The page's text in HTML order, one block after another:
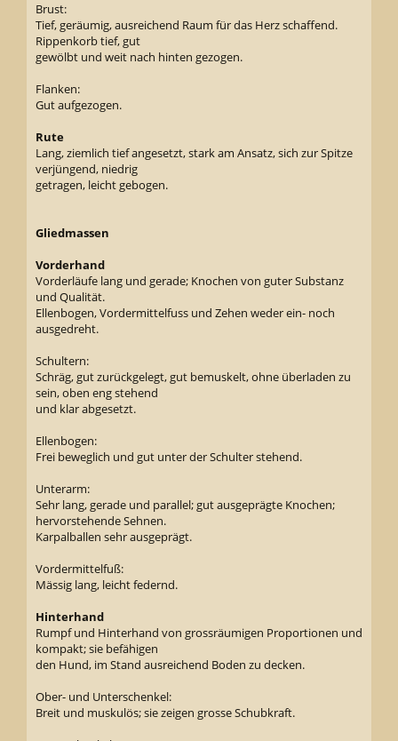
Brust:
Tief, geräumig, ausreichend Raum für das Herz schaffend.
Rippenkorb tief, gut
gewölbt und weit nach hinten gezogen.
Flanken:
Gut aufgezogen.
Rute
Lang, ziemlich tief angesetzt, stark am Ansatz, sich zur Spitze
verjüngend, niedrig
getragen, leicht gebogen.
Gliedmassen
Vorderhand
Vorderläufe lang und gerade; Knochen von guter Substanz
und Qualität.
Ellenbogen, Vordermittelfuss und Zehen weder ein- noch
ausgedreht.
Schultern:
Schräg, gut zurückgelegt, gut bemuskelt, ohne überladen zu
sein, oben eng stehend
und klar abgesetzt.
Ellenbogen:
Frei beweglich und gut unter der Schulter stehend.
Unterarm:
Sehr lang, gerade und parallel; gut ausgeprägte Knochen;
hervorstehende Sehnen.
Karpalballen sehr ausgeprägt.
Vordermittelfuß:
Mässig lang, leicht federnd.
Hinterhand
Rumpf und Hinterhand von grossräumigen Proportionen und
kompakt; sie befähigen
den Hund, im Stand ausreichend Boden zu decken.
Ober- und Unterschenkel:
Breit und muskulös; sie zeigen grosse Schubkraft.